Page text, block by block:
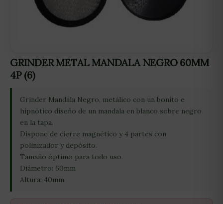
GRINDER METAL MANDALA NEGRO 60MM
4P (6)
Grinder Mandala Negro, metálico con un bonito e
hipnótico diseño de un mandala en blanco sobre negro
en la tapa.
Dispone de cierre magnético y 4 partes con
polinizador y depósito.
Tamaño óptimo para todo uso.
Diámetro: 60mm
Altura: 40mm